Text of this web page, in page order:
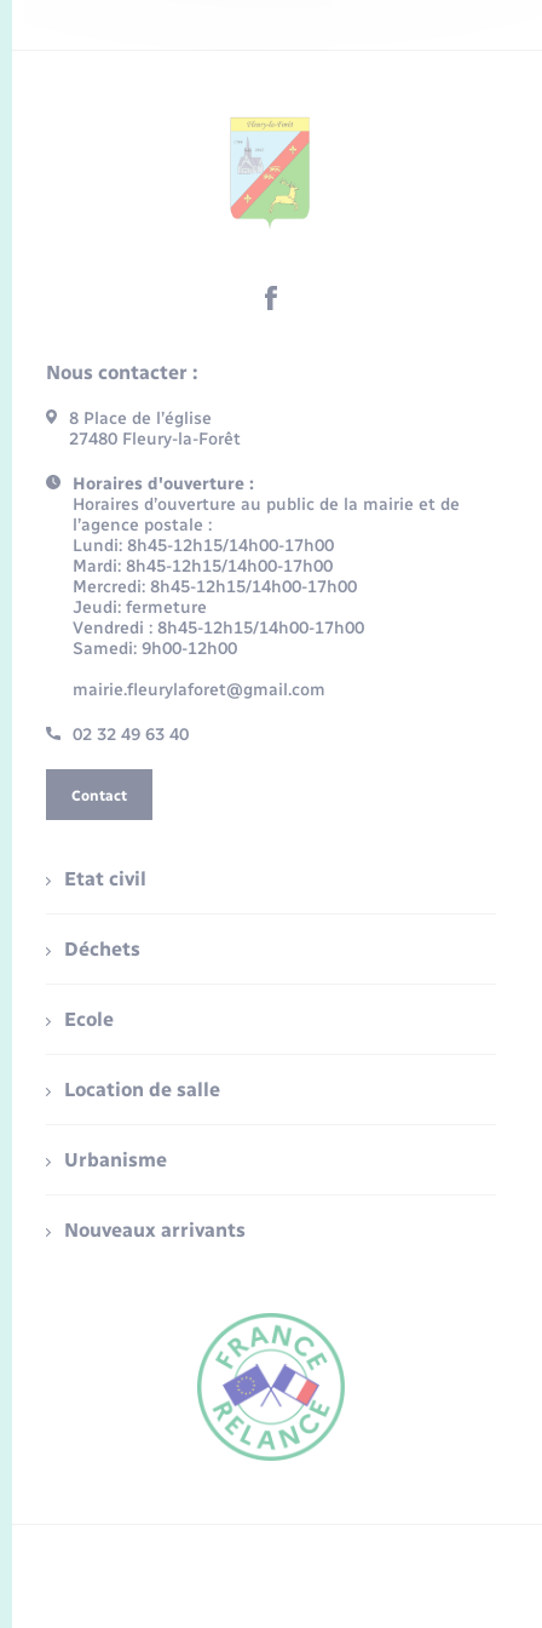
FR
Nous contacter :
8 Place de l’église
27480 Fleury-la-Forêt
Horaires d'ouverture :
Horaires d’ouverture au public de la mairie et de
l’agence postale :
Lundi: 8h45-12h15/14h00-17h00
Mardi: 8h45-12h15/14h00-17h00
Mercredi: 8h45-12h15/14h00-17h00
Jeudi: fermeture
Vendredi : 8h45-12h15/14h00-17h00
Samedi: 9h00-12h00
mairie.fleurylaforet@gmail.com
02 32 49 63 40
Contact
Etat civil
Déchets
Ecole
Location de salle
Urbanisme
Nouveaux arrivants